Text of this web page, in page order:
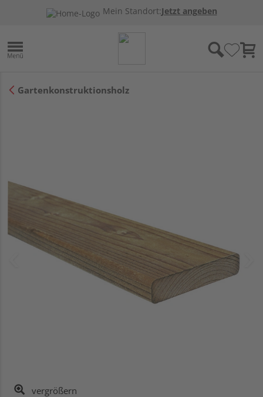
Mein Standort:Jetzt angeben
Gartenkonstruktionsholz
vergrößern